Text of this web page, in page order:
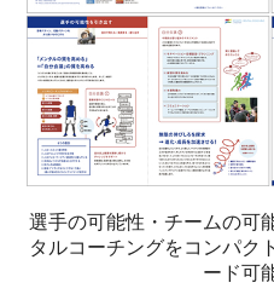
選手の可能性・チームの可
タルコーチングをコンパク
ード可